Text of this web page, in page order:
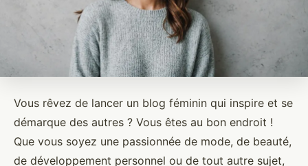
Vous rêvez de lancer un blog féminin qui inspire et se
démarque des autres ? Vous êtes au bon endroit !
Que vous soyez une passionnée de mode, de beauté,
de développement personnel ou de tout autre sujet,